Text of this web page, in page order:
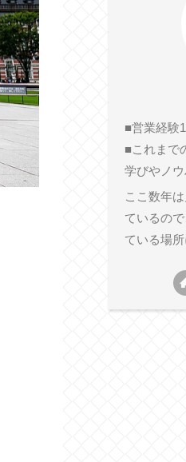
■営業経験
■これまで
学びやノ
ここ数年
ているの
ている場所